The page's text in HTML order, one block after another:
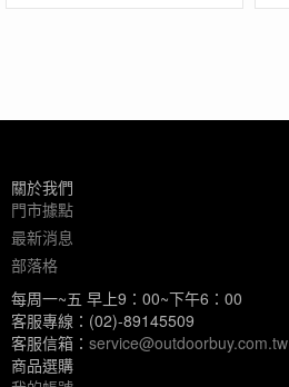
關於我們
門市據點
最新消息
部落格
每周一~五 早上9：00~下午6：00
客服專線：(02)-89145509
客服信箱： service@outdoorbuy.com.tw
商品選購